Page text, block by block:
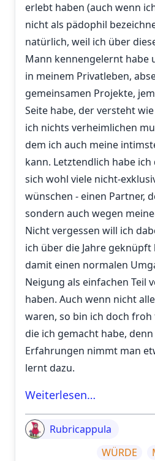
erlebt haben (auch wenn
nicht als pädophil
natürlich, weil ich über
Mann kennengelernt habe
in meinem Privatleben,
gemeinsamen Projekte,
Seite habe, der versteht
ich nichts verheimlichen
dem ich auch meine
kann. Letztendlich habe
sich wohl viele nicht-
wünschen - einen Partner,
sondern auch wegen
Nicht vergessen will ich
ich über die Jahre
damit einen normalen
Neigung als einfachen Teil
haben. Auch wenn nicht
waren, so bin ich doch
die ich gemacht habe,
Erfahrungen nimmt man
lernt dazu.
Weiterlesen…
Rubricappula
WÜRDE